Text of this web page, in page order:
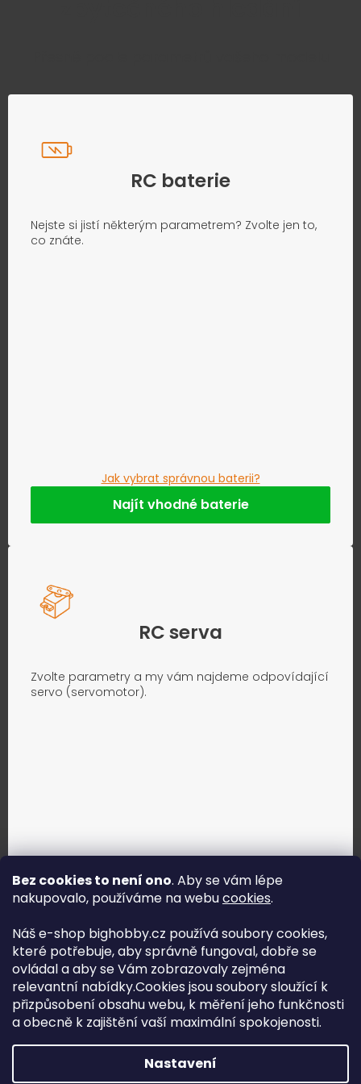
Bez cookies to není ono. Aby se vám lépe
nakupovalo, používáme na webucookies.
Náš e-shop bighobby.cz používá soubory cookies,
které potřebuje, aby správně fungoval, dobře se
ovládal a aby se Vám zobrazovaly zejména
relevantní nabídky.Cookies jsou soubory sloužící k
přizpůsobení obsahu webu, k měření jeho funkčnosti
a obecně k zajištění vaší maximální spokojenosti.
Nastavení
RC baterie
Nejste si jistí některým parametrem? Zvolte jen to,
co znáte.
Jak vybrat správnou baterii?
Najít vhodné baterie
RC serva
Zvolte parametry a my vám najdeme odpovídající
servo (servomotor).
Jak vybrat správné servo?
Najít správné servo
Copyright (c) 2016 -2026 Big hobby.cz - všechna práva